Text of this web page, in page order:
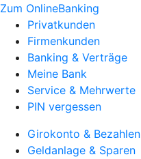
Zum OnlineBanking
Privatkunden
Firmenkunden
Banking & Verträge
Meine Bank
Service & Mehrwerte
PIN vergessen
Girokonto & Bezahlen
Geldanlage & Sparen